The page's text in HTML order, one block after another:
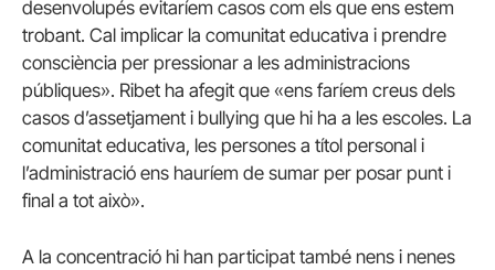
desenvolupés evitaríem casos com els que ens estem
trobant. Cal implicar la comunitat educativa i prendre
consciència per pressionar a les administracions
públiques». Ribet ha afegit que «ens faríem creus dels
casos d’assetjament i bullying que hi ha a les escoles. La
comunitat educativa, les persones a títol personal i
l’administració ens hauríem de sumar per posar punt i
final a tot això».
A la concentració hi han participat també nens i nenes